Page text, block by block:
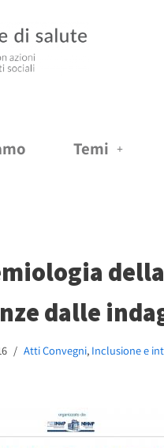
Temi
dalle
Atti Convegni, Inclusione e